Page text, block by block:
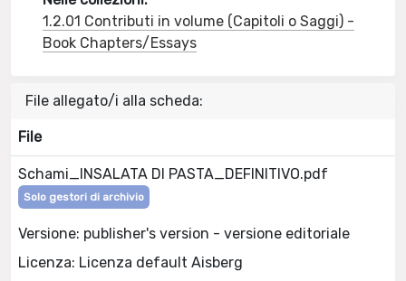
1.2.01 Contributi in volume (Capitoli o Saggi) -
Book Chapters/Essays
File allegato/i alla scheda:
File
Schami_INSALATA DI PASTA_DEFINITIVO.pdf
Solo gestori di archivio
Versione: publisher's version - versione editoriale
Licenza: Licenza default Aisberg